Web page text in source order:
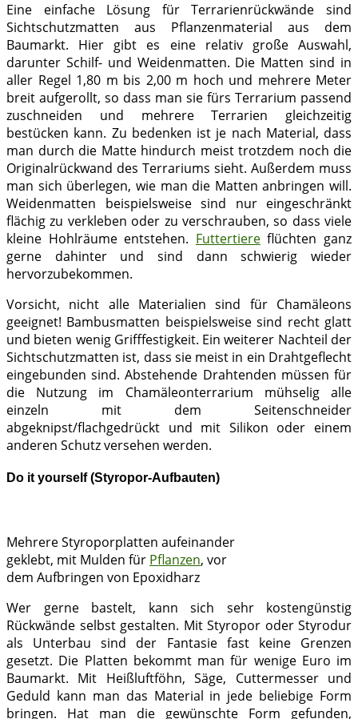
Eine einfache Lösung für Terrarienrückwände sind
Sichtschutzmatten aus Pflanzenmaterial aus dem
Baumarkt. Hier gibt es eine relativ große Auswahl,
darunter Schilf- und Weidenmatten. Die Matten sind in
aller Regel 1,80 m bis 2,00 m hoch und mehrere Meter
breit aufgerollt, so dass man sie fürs Terrarium passend
zuschneiden und mehrere Terrarien gleichzeitig
bestücken kann. Zu bedenken ist je nach Material, dass
man durch die Matte hindurch meist trotzdem noch die
Originalrückwand des Terrariums sieht. Außerdem muss
man sich überlegen, wie man die Matten anbringen will.
Weidenmatten beispielsweise sind nur eingeschränkt
flächig zu verkleben oder zu verschrauben, so dass viele
kleine Hohlräume entstehen. Futtertiereflüchten ganz
gerne dahinter und sind dann schwierig wieder
hervorzubekommen.
Vorsicht, nicht alle Materialien sind für Chamäleons
geeignet! Bambusmatten beispielsweise sind recht glatt
und bieten wenig Grifffestigkeit. Ein weiterer Nachteil der
Sichtschutzmatten ist, dass sie meist in ein Drahtgeflecht
eingebunden sind. Abstehende Drahtenden müssen für
die Nutzung im Chamäleonterrarium mühselig alle
einzeln mit dem Seitenschneider
abgeknipst/flachgedrückt und mit Silikon oder einem
anderen Schutz versehen werden.
Do it yourself (Styropor-Aufbauten)
Mehrere Styroporplatten aufeinander
geklebt, mit Mulden für Pflanzen, vor
dem Aufbringen von Epoxidharz
Wer gerne bastelt, kann sich sehr kostengünstig
Rückwände selbst gestalten. Mit Styropor oder Styrodur
als Unterbau sind der Fantasie fast keine Grenzen
gesetzt. Die Platten bekommt man für wenige Euro im
Baumarkt. Mit Heißluftföhn, Säge, Cuttermesser und
Geduld kann man das Material in jede beliebige Form
bringen. Hat man die gewünschte Form gefunden,